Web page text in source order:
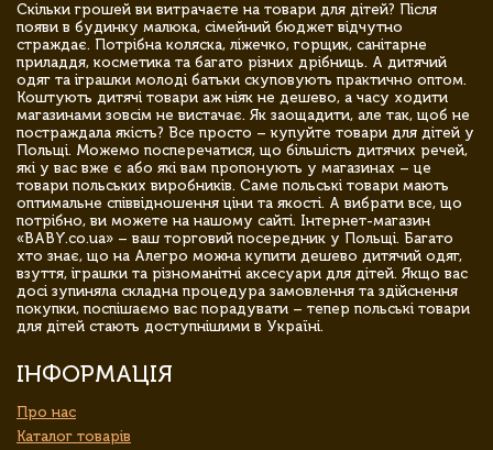
Скільки грошей ви витрачаєте на товари для дітей? Після
появи в будинку малюка, сімейний бюджет відчутно
страждає. Потрібна коляска, ліжечко, горщик, санітарне
приладдя, косметика та багато різних дрібниць. А дитячий
одяг та іграшки молоді батьки скуповують практично оптом.
Коштують дитячі товари аж ніяк не дешево, а часу ходити
магазинами зовсім не вистачає. Як заощадити, але так, щоб не
постраждала якість? Все просто – купуйте товари для дітей у
Польщі. Можемо посперечатися, що більшість дитячих речей,
які у вас вже є або які вам пропонують у магазинах – це
товари польських виробників. Саме польські товари мають
оптимальне співвідношення ціни та якості. А вибрати все, що
потрібно, ви можете на нашому сайті. Інтернет-магазин
«BABY.co.ua» – ваш торговий посередник у Польщі. Багато
хто знає, що на Алегро можна купити дешево дитячий одяг,
взуття, іграшки та різноманітні аксесуари для дітей. Якщо вас
досі зупиняла складна процедура замовлення та здійснення
покупки, поспішаємо вас порадувати – тепер польські товари
для дітей стають доступнішими в Україні.
ІНФОРМАЦІЯ
Про нас
Каталог товарів